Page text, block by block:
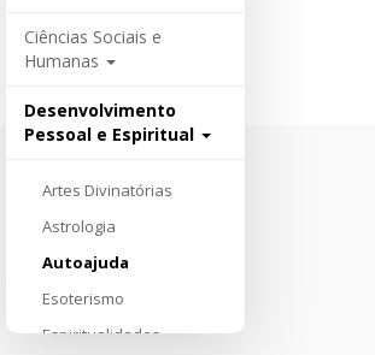
Ciências Sociais e
Humanas
Desenvolvimento
Pessoal e Espiritual
Artes Divinatórias
Astrologia
Autoajuda
Esoterismo
Espiritualidades